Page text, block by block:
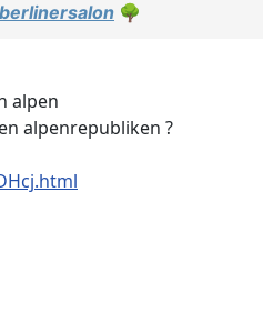
berlinersalon 🌳
alpen
alpenrepubliken ?